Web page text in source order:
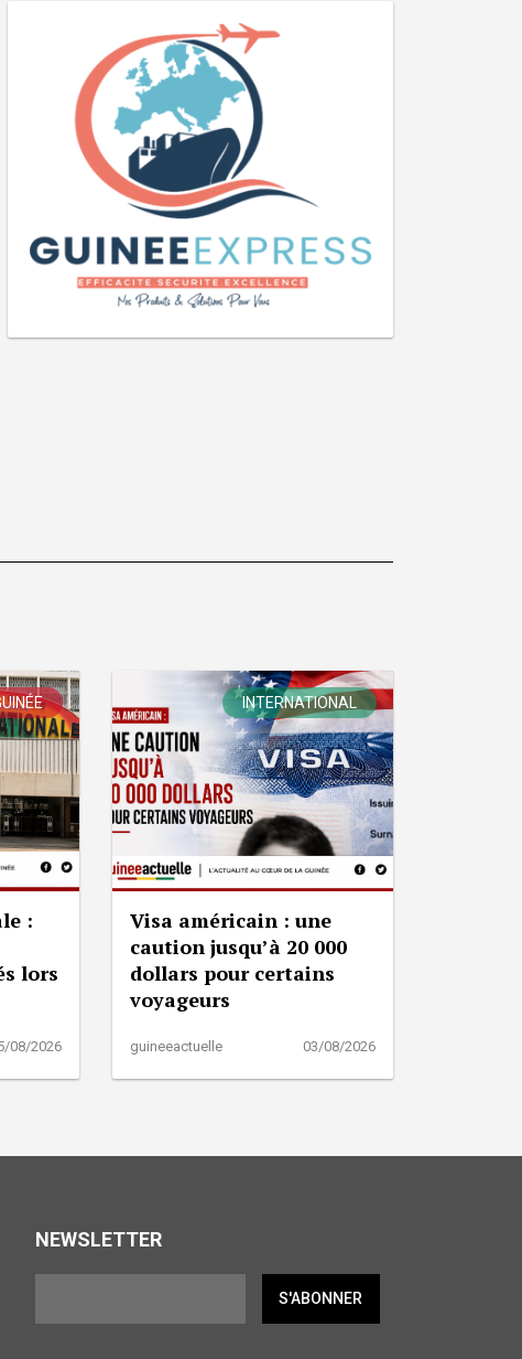
:
lors
08/2026
INTERNATIONAL
Visa américain : une
caution jusqu’à 20 000
dollars pour certains
voyageurs
guineeactuelle 03/08/2026
NEWSLETTER
S'ABONNER